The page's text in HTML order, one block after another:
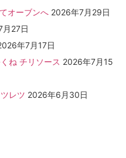
オーブンへ 2026年7月29日
27日
年7月17日
ね チリソース 2026年7月15
レツ 2026年6月30日